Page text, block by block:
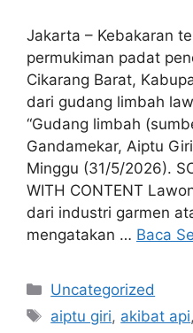
Jakarta – Kebakaran
permukiman padat
Cikarang Barat,
dari gudang limbah
“Gudang limbah
Gandamekar, Aiptu
Minggu (31/5/2026).
WITH CONTENT
dari industri garmen
mengatakan … Baca
Kategori
Uncategorized
Tag
aiptu giri, akibat api,